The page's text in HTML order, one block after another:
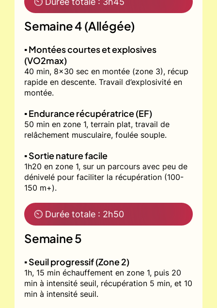
Semaine 4 (Allégée)
▪️ Montées courtes et explosives
(VO2max)
40 min, 8x30 sec en montée (zone 3), récup
rapide en descente. Travail d’explosivité en
montée.
▪️ Endurance récupératrice (EF)
50 min en zone 1, terrain plat, travail de
relâchement musculaire, foulée souple.
▪️ Sortie nature facile
1h20 en zone 1, sur un parcours avec peu de
dénivelé pour faciliter la récupération (100-
150 m+).
⏲ Durée totale : 2h50
Semaine 5
▪️ Seuil progressif (Zone 2)
1h, 15 min échauffement en zone 1, puis 20
min à intensité seuil, récupération 5 min, et 10
min à intensité seuil.